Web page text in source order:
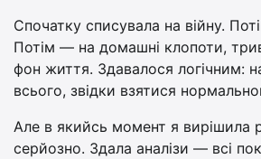
Спочатку списувала на війну.
Потім — на домашні клопоти,
фон життя. Здавалося логічним:
всього, звідки взятися
Але в якийсь момент я вирішила
серйозно. Здала аналізи — всі